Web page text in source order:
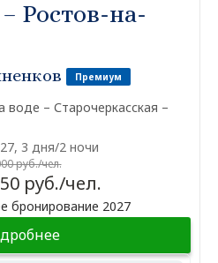
Ростов-на-
Премиум
воде – Старочеркасская –
3 дня/2 ночи
руб./чел.
руб./чел.
бронирование 2027